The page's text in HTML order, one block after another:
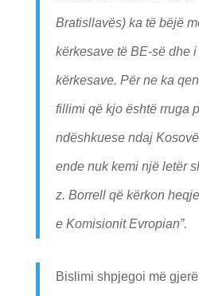
Bratisllavës) ka të bëjë
kërkesave të BE-së dhe
kërkesave. Për ne ka
fillimi që kjo është rruga
ndëshkuese ndaj
ende nuk kemi një letër
z. Borrell që kërkon
e Komisionit Evropian”.
Bislimi shpjegoi më